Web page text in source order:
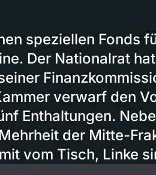
speziellen Fonds
Der Nationalrat
verwarf den
Enthaltungen.
der Mitte-
vom Tisch, Linke